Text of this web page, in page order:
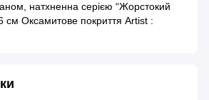
натхненна серією “Жорстокий
см Оксамитове покриття Artist :